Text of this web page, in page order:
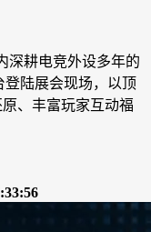
深耕电竞外设多年的
登陆展会现场，以顶
、丰富玩家互动福